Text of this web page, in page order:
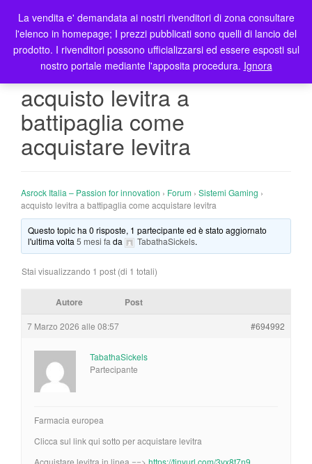
T
o
g
l
n
acquisto levitra a
battipaglia come
acquistare levitra
Asrock Italia – Passion for innovation › Forum › Sistemi Gaming ›
acquisto levitra a battipaglia come acquistare levitra
Questo topic ha 0 risposte, 1 partecipante ed è stato aggiornato
l'ultima volta5 mesi fa da TabathaSickels.
Stai visualizzando 1 post (di 1 totali)
Autore Post
7 Marzo 2026 alle 08:57 #694992
TabathaSickels
Partecipante
Farmacia europea
Clicca sul link qui sotto per acquistare levitra
Acquistare levitra in linea ==> https://tinyurl.com/3vx8t7n9
La vendita e' demandata ai nostri rivenditori di zona consultare
l'elenco in homepage; I prezzi pubblicati sono quelli di lancio del
prodotto. I rivenditori possono ufficializzarsi ed essere esposti sul
nostro portale mediante l'apposita procedura. Ignora